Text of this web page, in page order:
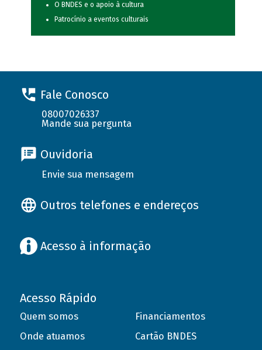
O BNDES e o apoio à cultura
Patrocínio a eventos culturais
Fale Conosco
08007026337
Mande sua pergunta
Ouvidoria
Envie sua mensagem
Outros telefones e endereços
Acesso à informação
Acesso Rápido
Quem somos
Onde atuamos
Financiamentos
Cartão BNDES